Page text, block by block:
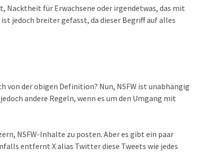
Nacktheit für Erwachsene oder irgendetwas, das mit
jedoch breiter gefasst, da dieser Begriff auf alles
von der obigen Definition? Nun, NSFW ist unabhängig
andere Regeln, wenn es um den Umgang mit
NSFW-Inhalte zu posten. Aber es gibt ein paar
entfernt X alias Twitter diese Tweets wie jedes